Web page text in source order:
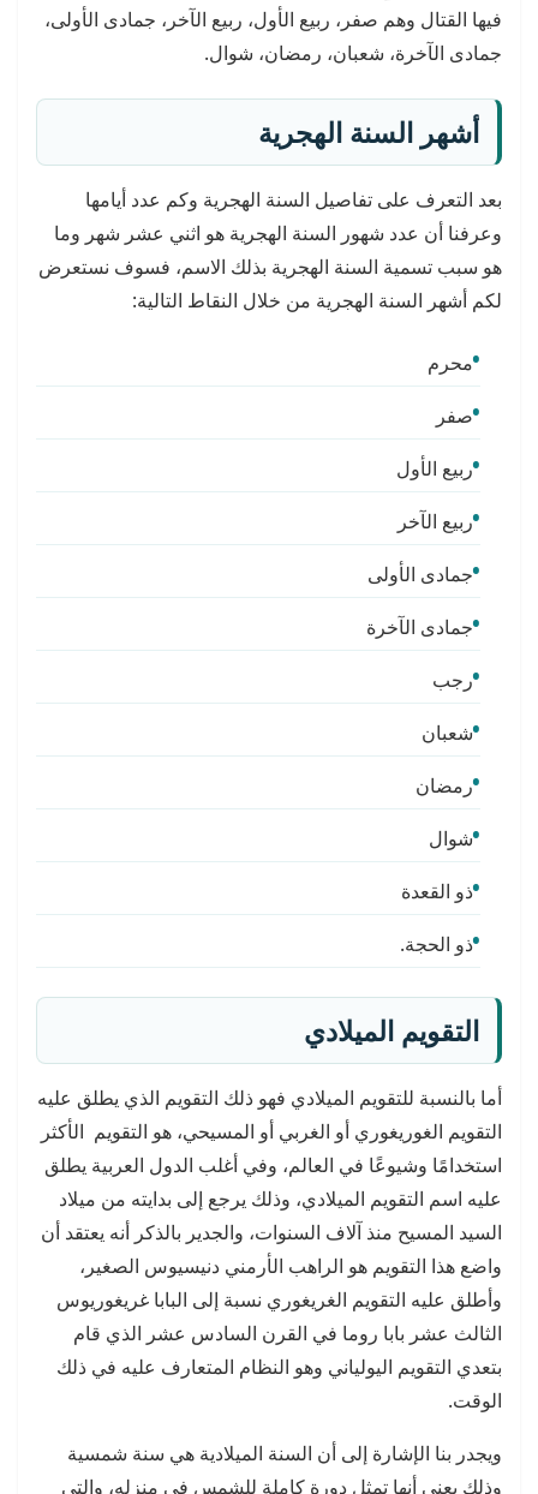
فيها القتال وهم صفر، ربيع الأول، ربيع الآخر، جمادى الأولى،
جمادى الآخرة، شعبان، رمضان، شوال.
أشهر السنة الهجرية
بعد التعرف على تفاصيل السنة الهجرية وكم عدد أيامها
وعرفنا أن عدد شهور السنة الهجرية هو اثني عشر شهر وما
هو سبب تسمية السنة الهجرية بذلك الاسم، فسوف نستعرض
لكم أشهر السنة الهجرية من خلال النقاط التالية:
محرم
صفر
ربيع الأول
ربيع الآخر
جمادى الأولى
جمادى الآخرة
رجب
شعبان
رمضان
شوال
ذو القعدة
ذو الحجة.
التقويم الميلادي
أما بالنسبة للتقويم الميلادي فهو ذلك التقويم الذي يطلق عليه
التقويم الغوريغوري أو الغربي أو المسيحي، هو التقويم الأكثر
استخدامًا وشيوعًا في العالم، وفي أغلب الدول العربية يطلق
عليه اسم التقويم الميلادي، وذلك يرجع إلى بدايته من ميلاد
السيد المسيح منذ آلاف السنوات، والجدير بالذكر أنه يعتقد أن
واضع هذا التقويم هو الراهب الأرمني دنيسيوس الصغير،
وأطلق عليه التقويم الغريغوري نسبة إلى البابا غريغوريوس
الثالث عشر بابا روما في القرن السادس عشر الذي قام
بتعدي التقويم اليولياني وهو النظام المتعارف عليه في ذلك
الوقت.
ويجدر بنا الإشارة إلى أن السنة الميلادية هي سنة شمسية
وذلك يعني أنها تمثل دورة كاملة للشمس في منزله، والتي